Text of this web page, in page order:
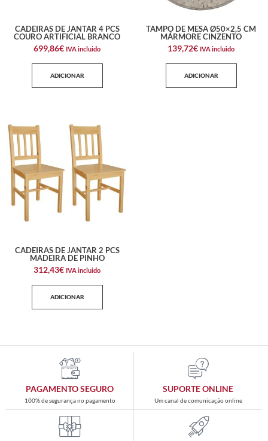
CADEIRAS DE JANTAR 4 PCS
COURO ARTIFICIAL BRANCO
699,86€ IVA incluido
ADICIONAR
TAMPO DE MESA Ø50×2,5 CM
MÁRMORE CINZENTO
139,72€ IVA incluido
ADICIONAR
CADEIRAS DE JANTAR 2 PCS
MADEIRA DE PINHO
312,43€ IVA incluido
ADICIONAR
PAGAMENTO SEGURO
100% de segurança no pagamento
SUPORTE ONLINE
Um canal de comunicação online